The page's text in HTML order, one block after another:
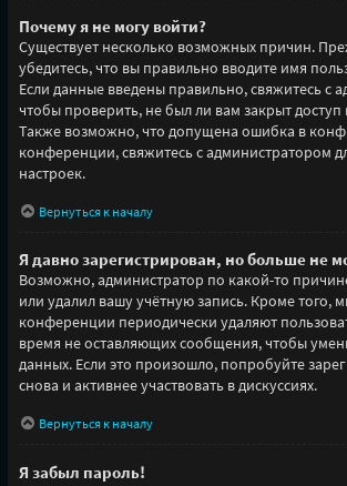
Почему я не могу войти?
Существует несколько возможных причин.
убедитесь, что вы правильно вводите имя
Если данные введены правильно, свяжитесь с
чтобы проверить, не был ли вам закрыт
Также возможно, что допущена ошибка в
конференции, свяжитесь с администратором
настроек.
Вернуться к началу
Я давно зарегистрирован, но больше не
Возможно, администратор по какой-то
или удалил вашу учётную запись. Кроме того,
конференции периодически удаляют
время не оставляющих сообщения, чтобы
данных. Если это произошло, попробуйте
снова и активнее участвовать в дискуссиях.
Вернуться к началу
Я забыл пароль!